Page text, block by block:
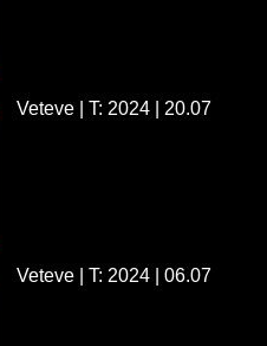
Veteve | T: 2024 | 20.07
Veteve | T: 2024 | 06.07